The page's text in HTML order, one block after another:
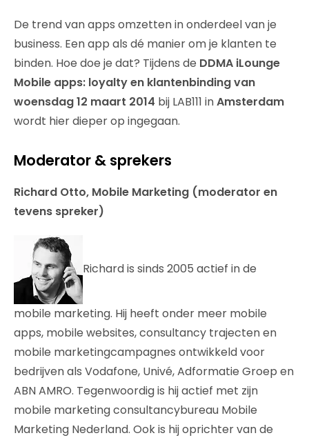
De trend van apps omzetten in onderdeel van je
business. Een app als dé manier om je klanten te
binden. Hoe doe je dat? Tijdens de DDMA iLounge
Mobile apps: loyalty en klantenbinding van
woensdag 12 maart 2014 bij LAB111 inAmsterdam
wordt hier dieper op ingegaan.
Moderator & sprekers
Richard Otto, Mobile Marketing (moderator en
tevens spreker)
Richard is sinds 2005 actief in de
mobile marketing. Hij heeft onder meer mobile
apps, mobile websites, consultancy trajecten en
mobile marketingcampagnes ontwikkeld voor
bedrijven als Vodafone, Univé, Adformatie Groep en
ABN AMRO. Tegenwoordig is hij actief met zijn
mobile marketing consultancybureau Mobile
Marketing Nederland. Ook is hij oprichter van de